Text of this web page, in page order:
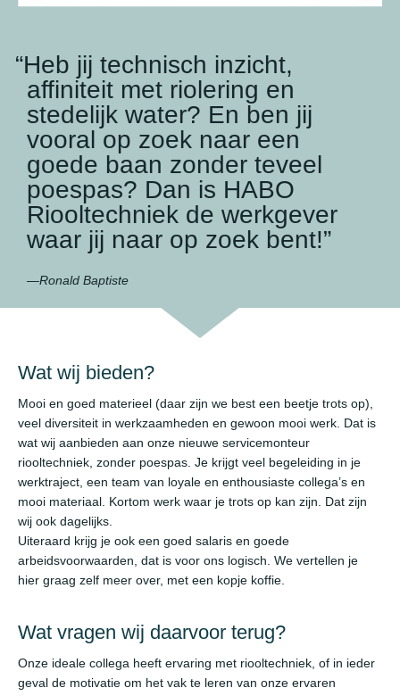
Heb jij technisch inzicht,
affiniteit met riolering en
stedelijk water? En ben jij
vooral op zoek naar een
goede baan zonder teveel
poespas? Dan is HABO
Riooltechniek de werkgever
waar jij naar op zoek bent!
Ronald Baptiste
Wat wij bieden?
Mooi en goed materieel (daar zijn we best een beetje trots op),
veel diversiteit in werkzaamheden en gewoon mooi werk. Dat is
wat wij aanbieden aan onze nieuwe servicemonteur
riooltechniek, zonder poespas. Je krijgt veel begeleiding in je
werktraject, een team van loyale en enthousiaste collega’s en
mooi materiaal. Kortom werk waar je trots op kan zijn. Dat zijn
wij ook dagelijks.
Uiteraard krijg je ook een goed salaris en goede
arbeidsvoorwaarden, dat is voor ons logisch. We vertellen je
hier graag zelf meer over, met een kopje koffie.
Wat vragen wij daarvoor terug?
Onze ideale collega heeft ervaring met riooltechniek, of in ieder
geval de motivatie om het vak te leren van onze ervaren